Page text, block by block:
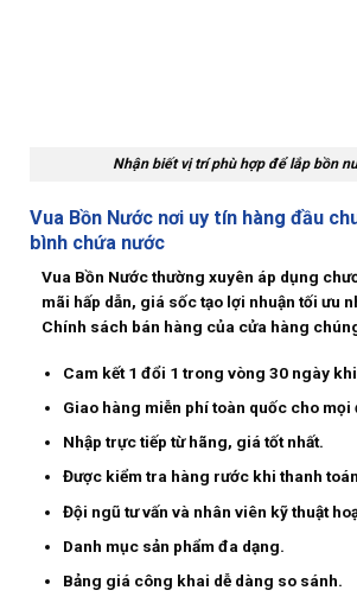
Nhận biết vị trí phù hợp để lắp bồn
Vua Bồn Nước nơi uy tín hàng đầu
bình chứa nước
Vua Bồn Nước thường xuyên áp dụng
mãi hấp dẫn, giá sốc tạo lợi nhuận tối ưu
Chính sách bán hàng của cửa hàng
Cam kết 1 đổi 1 trong vòng 30 ngày
Giao hàng miễn phí toàn quốc cho mọi
Nhập trực tiếp từ hãng, giá tốt nhất.
Được kiểm tra hàng rước khi thanh
Đội ngũ tư vấn và nhân viên kỹ thuật
Danh mục sản phẩm đa dạng.
Bảng giá công khai dễ dàng so sánh.